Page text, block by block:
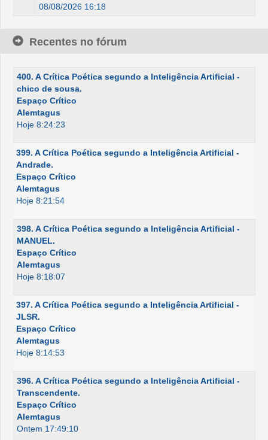
08/08/2026 16:18
Recentes no fórum
400. A Crítica Poética segundo a Inteligência Artificial -
chico de sousa.
Espaço Crítico
Alemtagus
Hoje 8:24:23
399. A Crítica Poética segundo a Inteligência Artificial -
Andrade.
Espaço Crítico
Alemtagus
Hoje 8:21:54
398. A Crítica Poética segundo a Inteligência Artificial -
MANUEL.
Espaço Crítico
Alemtagus
Hoje 8:18:07
397. A Crítica Poética segundo a Inteligência Artificial -
JLSR.
Espaço Crítico
Alemtagus
Hoje 8:14:53
396. A Crítica Poética segundo a Inteligência Artificial -
Transcendente.
Espaço Crítico
Alemtagus
Ontem 17:49:10